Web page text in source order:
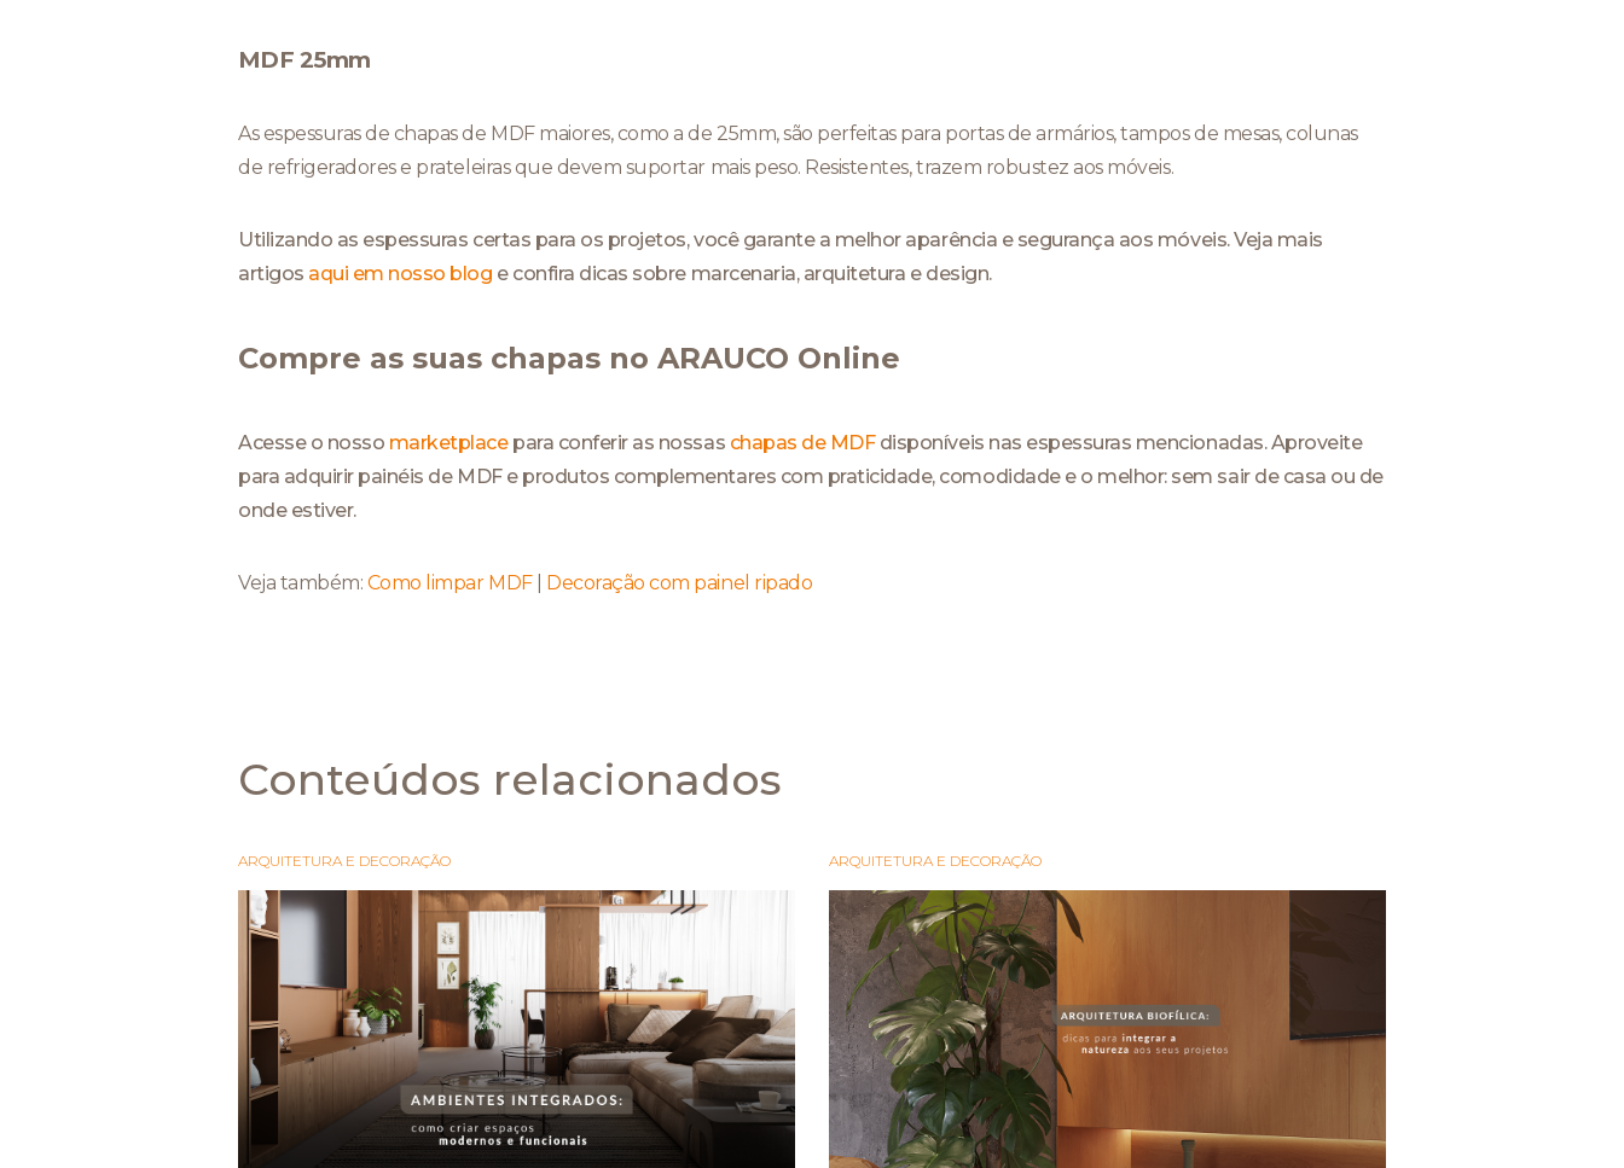
MDF 25mm
As espessuras de chapas de MDF maiores, como a de 25mm, são perfeitas para portas de armários, tampos de mesas, colunas
de refrigeradores e prateleiras que devem suportar mais peso. Resistentes, trazem robustez aos móveis.
Utilizando as espessuras certas para os projetos, você garante a melhor aparência e segurança aos móveis. Veja mais
artigos aqui em nosso blog e confira dicas sobre marcenaria, arquitetura e design.
Compre as suas chapas no ARAUCO Online
Acesse o nosso marketplacepara conferir as nossas chapas de MDFdisponíveis nas espessuras mencionadas. Aproveite
para adquirir painéis de MDF e produtos complementares com praticidade, comodidade e o melhor: sem sair de casa ou de
onde estiver.
Veja também: Como limpar MDF| Decoração com painel ripado
Conteúdos relacionados
ARQUITETURA E DECORAÇÃO ARQUITETURA E DECORAÇÃO